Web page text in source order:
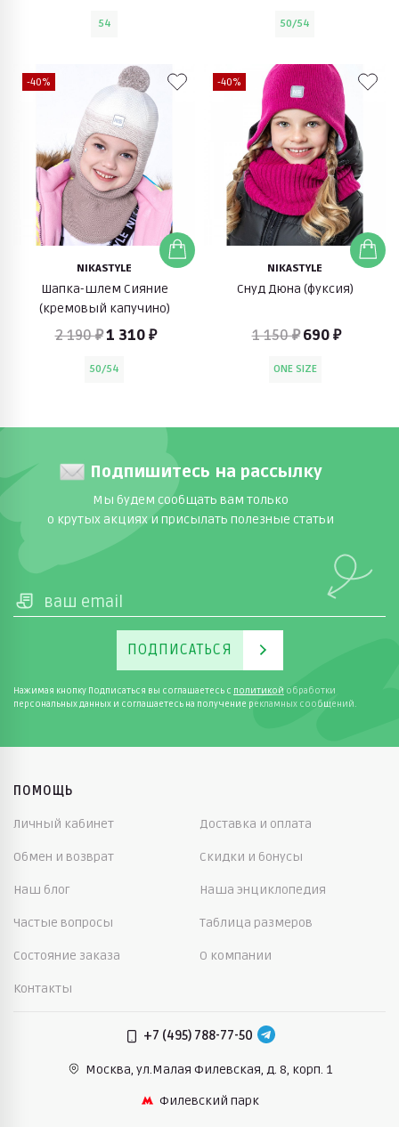
54 50/54
-40%
NIKASTYLE
Шапка-шлем Сияние
(кремовый капучино)
2 190 ₽1 310 ₽
50/54
-40%
NIKASTYLE
Снуд Дюна (фуксия)
1 150 ₽ 690 ₽
ONE SIZE
Подпишитесь на рассылку
Мы будем сообщать вам только
о крутых акциях и присылать полезные статьи
ПОДПИСАТЬСЯ
Нажимая кнопку Подписаться вы соглашаетесь с политикой обработки
персональных данных и соглашаетесь на получение рекламных сообщений.
ПОМОЩЬ
Личный кабинет Доставка и оплата
Обмен и возврат Скидки и бонусы
Наш блог Наша энциклопедия
Частые вопросы Таблица размеров
Состояние заказа О компании
Контакты
+7 (495) 788-77-50
Москва, ул.Малая Филевская, д. 8, корп. 1
Филевский парк